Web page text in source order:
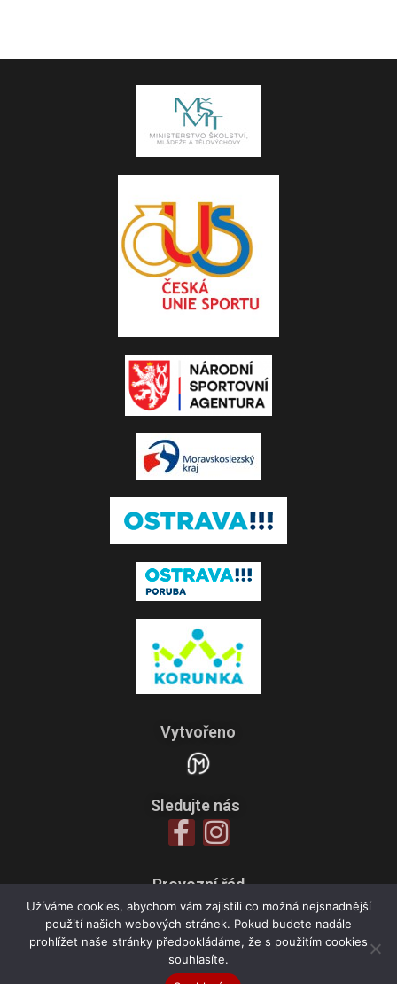
Vytvořeno
Sledujte nás
Provozní řád
Zpracování osobních údajů
Všeobecné obchodní podmínky
Užíváme cookies, abychom vám zajistili co možná nejsnadnější
použití našich webových stránek. Pokud budete nadále
prohlížet naše stránky předpokládáme, že s použitím cookies
souhlasíte.